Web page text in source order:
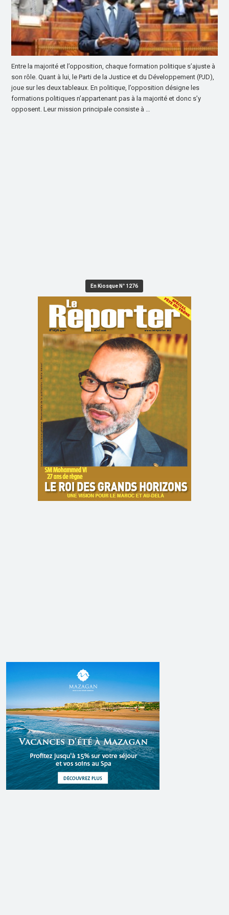
Entre la majorité et l’opposition, chaque formation politique s’ajuste à
son rôle. Quant à lui, le Parti de la Justice et du Développement (PJD),
joue sur les deux tableaux. En politique, l’opposition désigne les
formations politiques n’appartenant pas à la majorité et donc s’y
opposent. Leur mission principale consiste à …
En Kiosque N° 1276